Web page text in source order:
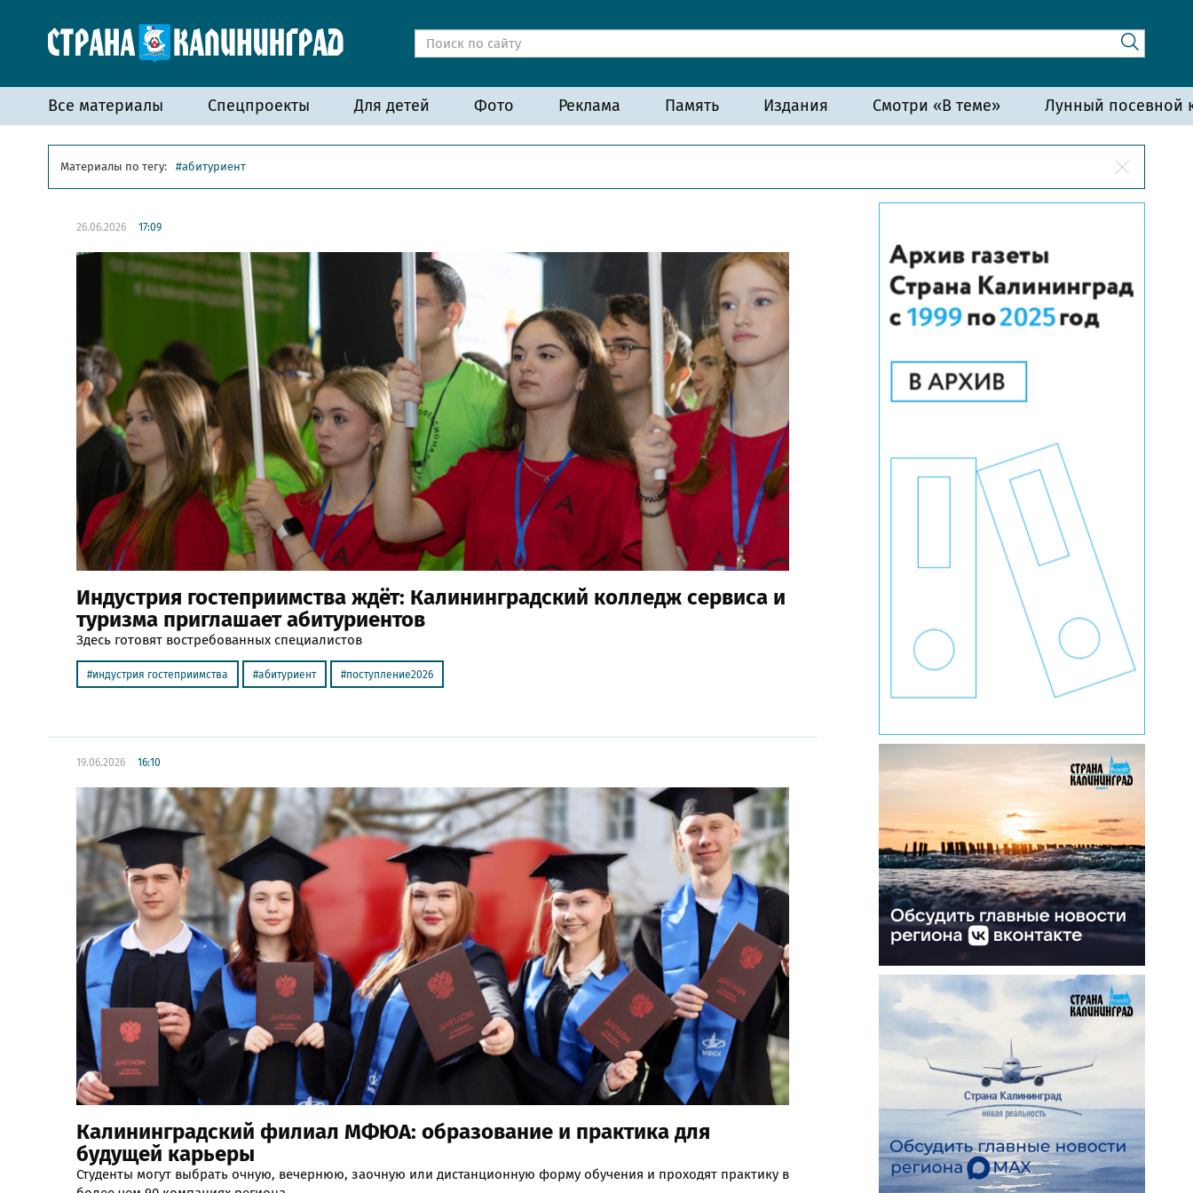
Все материалы Спецпроекты Для детей Фото Реклама Память Издания Смотри «В теме» Лунный посевной
Материалы по тегу: абитуриент
26.06.2026 17:09
Индустрия гостеприимства ждёт: Калининградский колледж сервиса и
туризма приглашает абитуриентов
Здесь готовят востребованных специалистов
индустрия гостеприимства абитуриент поступление2026
19.06.2026 16:10
Калининградский филиал МФЮА: образование и практика для
будущей карьеры
Студенты могут выбрать очную, вечернюю, заочную или дистанционную форму обучения и проходят практику в